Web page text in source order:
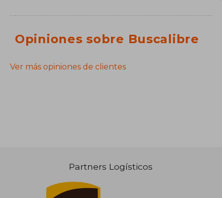
Opiniones sobre Buscalibre
Ver más opiniones de clientes
Partners Logísticos